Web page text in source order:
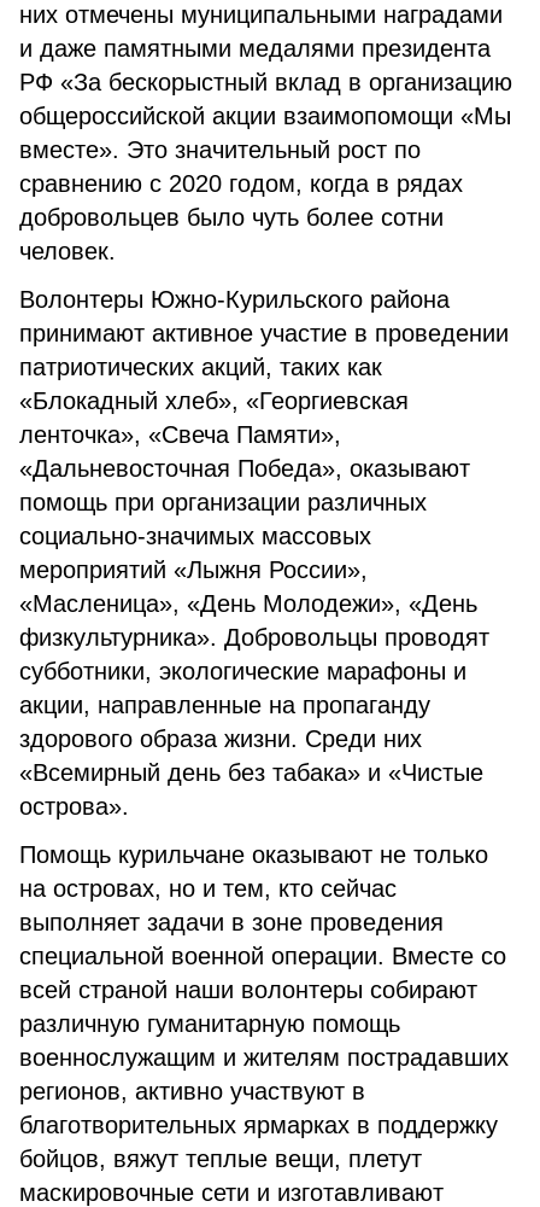
них отмечены муниципальными наградами
и даже памятными медалями президента
РФ «За бескорыстный вклад в организацию
общероссийской акции взаимопомощи «Мы
вместе». Это значительный рост по
сравнению с 2020 годом, когда в рядах
добровольцев было чуть более сотни
человек.
Волонтеры Южно-Курильского района
принимают активное участие в проведении
патриотических акций, таких как
«Блокадный хлеб», «Георгиевская
ленточка», «Свеча Памяти»,
«Дальневосточная Победа», оказывают
помощь при организации различных
социально-значимых массовых
мероприятий «Лыжня России»,
«Масленица», «День Молодежи», «День
физкультурника». Добровольцы проводят
субботники, экологические марафоны и
акции, направленные на пропаганду
здорового образа жизни. Среди них
«Всемирный день без табака» и «Чистые
острова».
Помощь курильчане оказывают не только
на островах, но и тем, кто сейчас
выполняет задачи в зоне проведения
специальной военной операции. Вместе со
всей страной наши волонтеры собирают
различную гуманитарную помощь
военнослужащим и жителям пострадавших
регионов, активно участвуют в
благотворительных ярмарках в поддержку
бойцов, вяжут теплые вещи, плетут
маскировочные сети и изготавливают